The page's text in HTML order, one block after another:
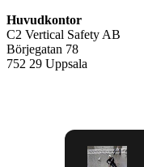
Huvudkontor
C2 Vertical Safety AB
Börjegatan 78
752 29 Uppsala